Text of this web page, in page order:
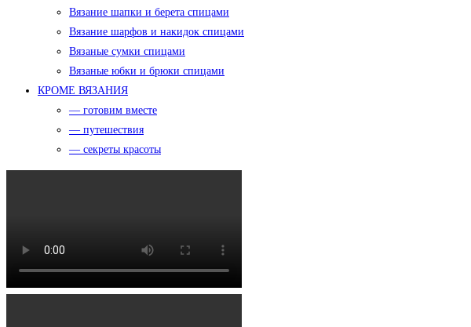
Вязание шапки и берета спицами
Вязание шарфов и накидок спицами
Вязаные сумки спицами
Вязаные юбки и брюки спицами
КРОМЕ ВЯЗАНИЯ
— готовим вместе
— путешествия
— секреты красоты